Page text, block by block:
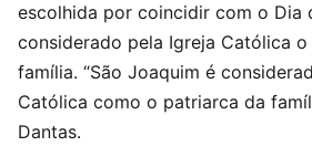
escolhida por coincidir com o Dia
considerado pela Igreja Católica
família. “São Joaquim é
Católica como o patriarca da
Dantas.